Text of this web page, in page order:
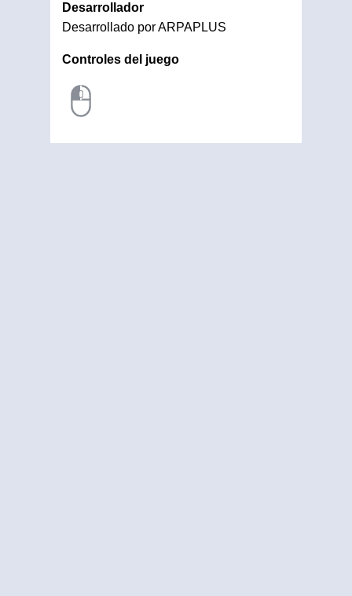
Desarrollador
Desarrollado por ARPAPLUS
Controles del juego